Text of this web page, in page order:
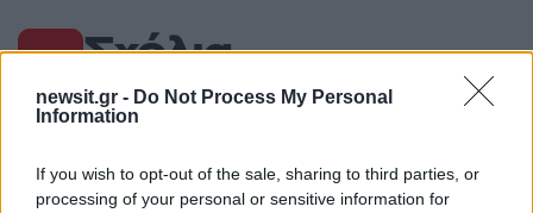
newsit.gr - Do Not Process My Personal
Information
If you wish to opt-out of the sale, sharing to third parties, or
processing of your personal or sensitive information for
Σχόλια
Σχολίασε εδώ